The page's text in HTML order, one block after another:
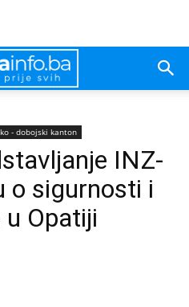
- dobojski kanton
INZ-
o sigurnosti i
Opatiji